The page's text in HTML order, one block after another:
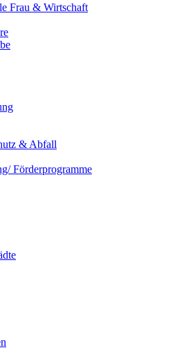
Frau & Wirtschaft
& Abfall
Förderprogramme